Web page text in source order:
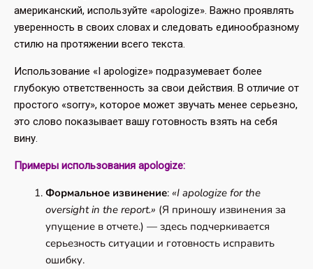
американский, используйте «apologize». Важно проявлять
уверенность в своих словах и следовать единообразному
стилю на протяжении всего текста.
Использование «I apologize» подразумевает более
глубокую ответственность за свои действия. В отличие от
простого «sorry», которое может звучать менее серьезно,
это слово показывает вашу готовность взять на себя
вину.
Примеры использования apologize:
Формальное извинение: «I apologize for the
oversight in the report.» (Я приношу извинения за
упущение в отчете.) — здесь подчеркивается
серьезность ситуации и готовность исправить
ошибку.